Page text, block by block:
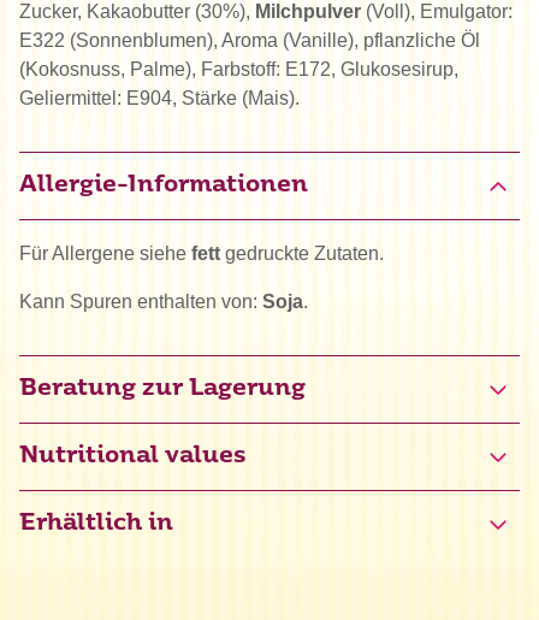
Zucker, Kakaobutter (30%), Milchpulver (Voll), Emulgator:
E322 (Sonnenblumen), Aroma (Vanille), pflanzliche Öl
(Kokosnuss, Palme), Farbstoff: E172, Glukosesirup,
Geliermittel: E904, Stärke (Mais).
Allergie-Informationen
Für Allergene siehe fett gedruckte Zutaten.
Kann Spuren enthalten von: Soja.
Beratung zur Lagerung
Nutritional values
Erhältlich in